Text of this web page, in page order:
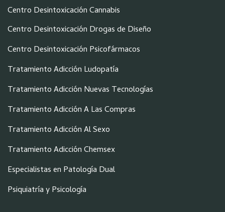
Centro Desintoxicación Cannabis
Centro Desintoxicación Drogas de Diseño
Centro Desintoxicación Psicofármacos
Tratamiento Adicción Ludopatía
Tratamiento Adicción Nuevas Tecnologías
Tratamiento Adicción A Las Compras
Tratamiento Adicción Al Sexo
Tratamiento Adicción Chemsex
Especialistas en Patología Dual
Psiquiatría y Psicología